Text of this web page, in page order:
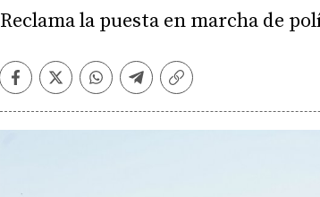
Reclama la puesta en marcha de
Facebook
TwitterWhatsapp
Telegram
Copiar